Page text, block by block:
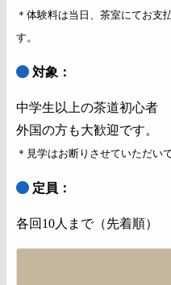
＊体験料は当日、茶室にてお支
す。
対象：
中学生以上の茶道初心者
外国の方も大歓迎です。
＊見学はお断りさせていただい
定員：
各回10人まで（先着順）